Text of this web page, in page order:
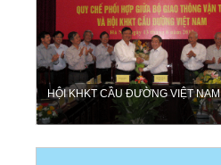
HỘI KHKT CẦU ĐƯỜNG VIỆT NAM